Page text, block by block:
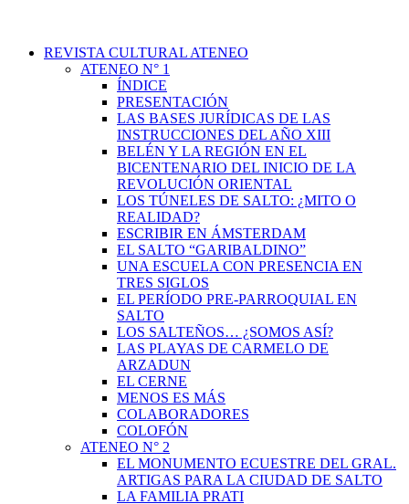
REVISTA CULTURAL ATENEO
ATENEO N° 1
ÍNDICE
PRESENTACIÓN
LAS BASES JURÍDICAS DE LAS
INSTRUCCIONES DEL AÑO XIII
BELÉN Y LA REGIÓN EN EL
BICENTENARIO DEL INICIO DE LA
REVOLUCIÓN ORIENTAL
LOS TÚNELES DE SALTO: ¿MITO O
REALIDAD?
ESCRIBIR EN ÁMSTERDAM
EL SALTO “GARIBALDINO”
UNA ESCUELA CON PRESENCIA EN
TRES SIGLOS
EL PERÍODO PRE-PARROQUIAL EN
SALTO
LOS SALTEÑOS… ¿SOMOS ASÍ?
LAS PLAYAS DE CARMELO DE
ARZADUN
EL CERNE
MENOS ES MÁS
COLABORADORES
COLOFÓN
ATENEO N° 2
EL MONUMENTO ECUESTRE DEL GRAL.
ARTIGAS PARA LA CIUDAD DE SALTO
LA FAMILIA PRATI